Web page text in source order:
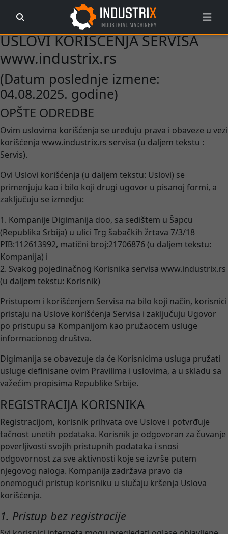
USLOVI KORIŠĆENJA SERVISA
www.industrix.rs
(Datum poslednje izmene:
04.08.2025. godine)
OPŠTE ODREDBE
Ovim uslovima korišćenja se uređuju prava i obaveze u vezi
korišćenja www.industrix.rs servisa (u daljem tekstu :
Servis).
Ovi Uslovi korišćenja (u daljem tekstu: Uslovi) se
primenjuju kao i bilo koji drugi ugovor u pisanoj formi, a
zaključuju se izmedju:
1. Kompanije Digimanija doo, sa sedištem u Šapcu
(Republika Srbija) u ulici Trg šabačkih žrtava 7/3/18
PIB:112613992, matični broj:21706876 (u daljem tekstu:
Kompanija) i
2. Svakog pojedinačnog Korisnika servisa www.industrix.rs
(u daljem tekstu: Korisnik)
Pristupom i korišćenjem Servisa na bilo koji način, korisnici
pristaju na Uslove korišćenja Servisa i zaključuju Ugovor
po pristupu sa Kompanijom kao pružaocem usluge
informacionog društva.
Digimanija se obavezuje da će Korisnicima usluga pružati
usluge definisane ovim Pravilima i uslovima, a u skladu sa
važećim propisima Republike Srbije.
REGISTRACIJA KORISNIKA
Registracijom, korisnik prihvata ove Uslove i potvrđuje
tačnost unetih podataka. Korisnik je odgovoran za čuvanje
poverljivosti svojih pristupnih podataka i snosi
odgovornost za sve aktivnosti koje se izvrše putem
njegovog naloga. Kompanija zadržava pravo da
onemogući pristup korisniku u slučaju kršenja Uslova
korišćenja.
1. Pristup bez registracije